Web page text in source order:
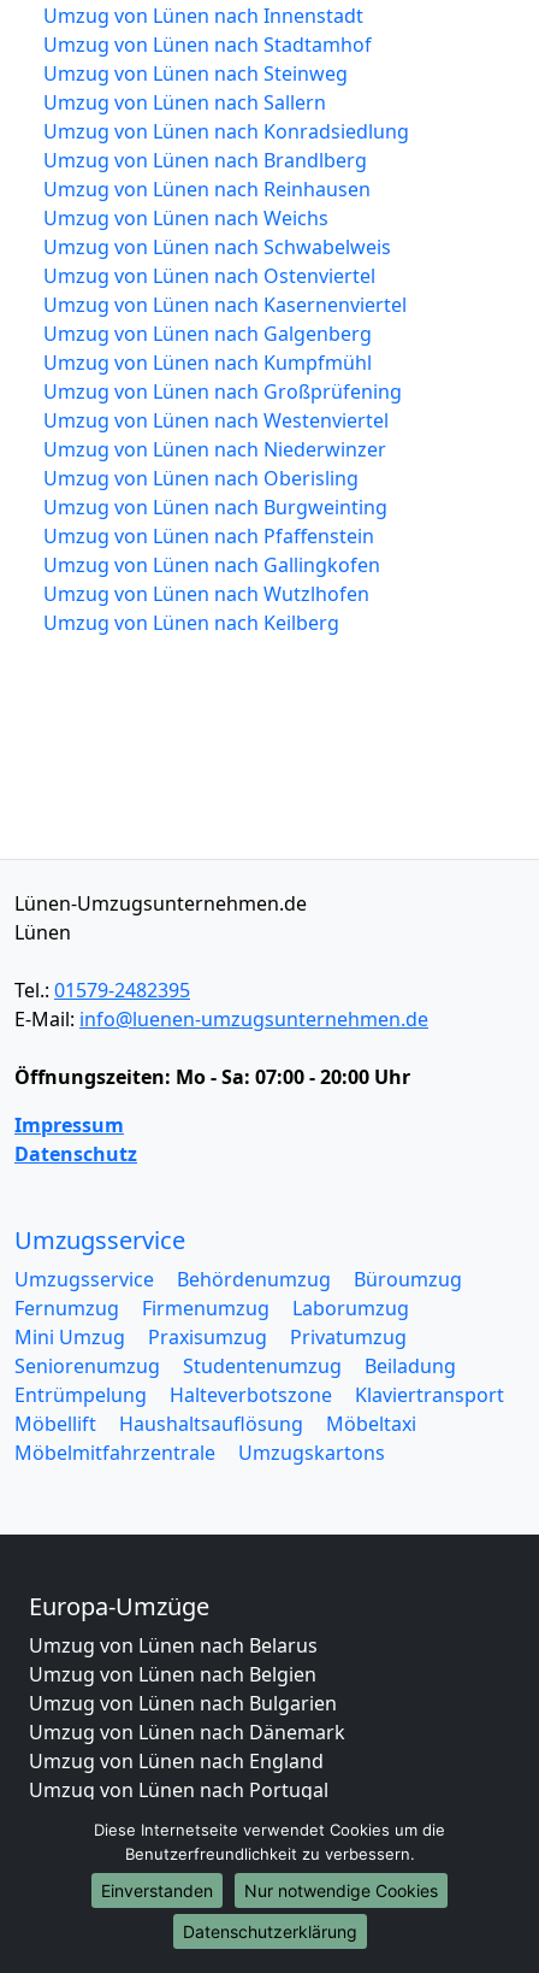
Umzug von Lünen nach Innenstadt
Umzug von Lünen nach Stadtamhof
Umzug von Lünen nach Steinweg
Umzug von Lünen nach Sallern
Umzug von Lünen nach Konradsiedlung
Umzug von Lünen nach Brandlberg
Umzug von Lünen nach Reinhausen
Umzug von Lünen nach Weichs
Umzug von Lünen nach Schwabelweis
Umzug von Lünen nach Ostenviertel
Umzug von Lünen nach Kasernenviertel
Umzug von Lünen nach Galgenberg
Umzug von Lünen nach Kumpfmühl
Umzug von Lünen nach Großprüfening
Umzug von Lünen nach Westenviertel
Umzug von Lünen nach Niederwinzer
Umzug von Lünen nach Oberisling
Umzug von Lünen nach Burgweinting
Umzug von Lünen nach Pfaffenstein
Umzug von Lünen nach Gallingkofen
Umzug von Lünen nach Wutzlhofen
Umzug von Lünen nach Keilberg
Lünen-Umzugsunternehmen.de
Lünen
Tel.: 01579-2482395
E-Mail: info@luenen-umzugsunternehmen.de
Öffnungszeiten: Mo - Sa: 07:00 - 20:00 Uhr
Impressum
Datenschutz
Umzugsservice
Umzugsservice Behördenumzug
Büroumzug
Fernumzug
Firmenumzug
Laborumzug
Mini Umzug
Praxisumzug
Privatumzug
Seniorenumzug
Studentenumzug
Beiladung
Entrümpelung
Halteverbotszone
Klaviertransport
Möbellift
Haushaltsauflösung
Möbeltaxi
Möbelmitfahrzentrale
Umzugskartons
Europa-Umzüge
Umzug von Lünen nach Belarus
Umzug von Lünen nach Belgien
Umzug von Lünen nach Bulgarien
Umzug von Lünen nach Dänemark
Umzug von Lünen nach England
Umzug von Lünen nach Portugal
Umzug von Lünen nach Bosnien und Herzegowina
Umzug von Lünen nach Irland
Umzug von Lünen nach Lettland
Umzug von Lünen nach Zypern
Umzug von Lünen nach Kroatien
Diese Internetseite verwendet Cookies um die
Benutzerfreundlichkeit zu verbessern.
Einverstanden
Nur notwendige Cookies
Datenschutzerklärung